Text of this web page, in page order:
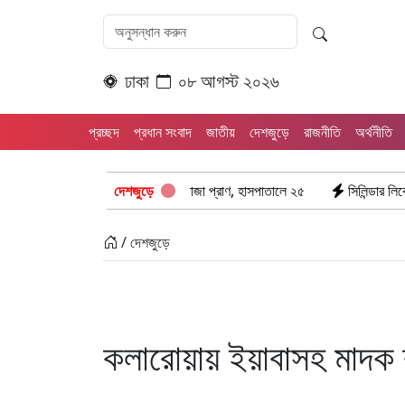
ঢাকা ০৮ আগস্ট ২০২৬
প্রচ্ছদ প্রধান সংবাদ জাতীয় দেশজুড়ে রাজনীতি অর্থনীতি
দেশজুড়ে
সংঘর্ষ: ঝরে গেল ৮টি তাজা প্রাণ, হাসপাতালে ২৫ সিলিন্ডার লিকেজে ভয়াবহ
/ দেশজুড়ে
কলারোয়ায় ইয়াবাসহ